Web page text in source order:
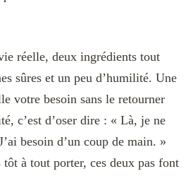
réelle, deux ingrédients tout
sûres et un peu d’humilité. Une
votre besoin sans le retourner
c’est d’oser dire : « Là, je ne
besoin d’un coup de main. »
à tout porter, ces deux pas font